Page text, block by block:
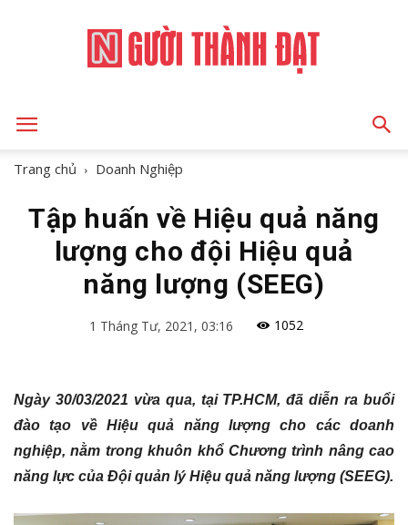
THÀNH
ĐẠT
Trang chủ Doanh Nghiệp
Tập huấn về Hiệu quả năng
lượng cho đội Hiệu quả
năng lượng (SEEG)
1 Tháng Tư, 2021, 03:16 1052
Ngày 30/03/2021 vừa qua, tại TP.HCM, đã diễn ra buổi
đào tạo về Hiệu quả năng lượng cho các doanh
nghiệp, nằm trong khuôn khổ Chương trình nâng cao
năng lực của Đội quản lý Hiệu quả năng lượng (SEEG).